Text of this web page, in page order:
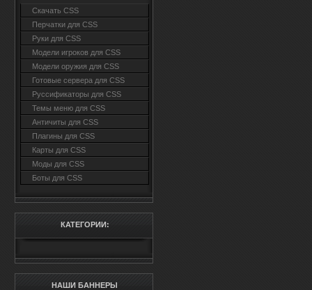
Cкачать CSS
Перчатки для CSS
Руки для CSS
Модели игроков для CSS
Модели оружия для CSS
Готовые сервера для CSS
Руссификаторы для CSS
Темы меню для CSS
Античиты для CSS
Плагины для CSS
Карты для CSS
Моды для CSS
Боты для CSS
КАТЕГОРИИ:
НАШИ БАННЕРЫ